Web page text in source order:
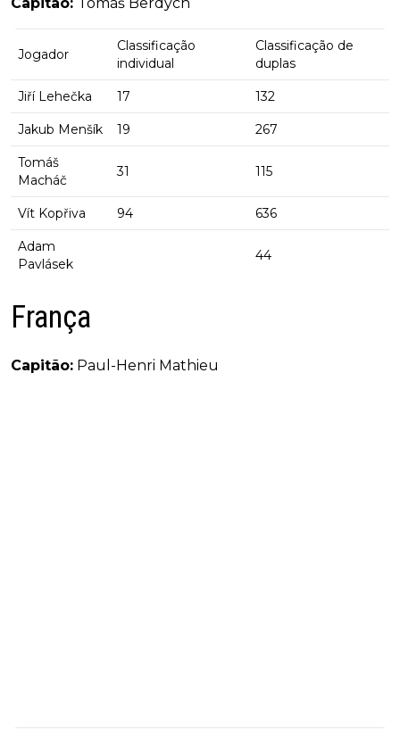
Jogador
Classificação
individual
Classificação de
duplas
Jiří Lehečka 17 132
Jakub Menšík 19 267
Tomáš
Macháč
31 115
Vít Kopřiva 94 636
Adam
Pavlásek
44
França
Capitão: Paul-Henri Mathieu